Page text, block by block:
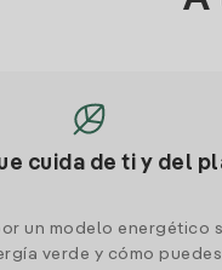
cuida de ti y del
un modelo energético
verde y cómo